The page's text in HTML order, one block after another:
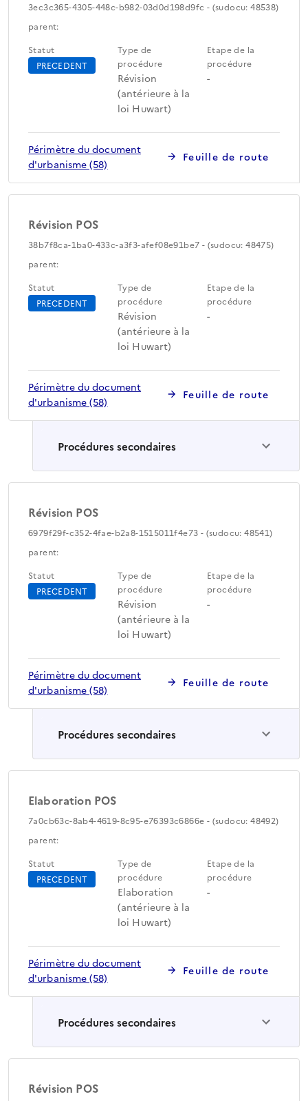
3ec3c365-4305-448c-b982-03d0d198d9fc - (sudocu: 48538)
parent:
Statut
PRECEDENT
Type de
procédure
Révision
(antérieure à la
loi Huwart)
Etape de la
procédure
-
Périmètre du document
d'urbanisme (58)
Feuille de route
Révision POS
38b7f8ca-1ba0-433c-a3f3-afef08e91be7 - (sudocu: 48475)
parent:
Statut
PRECEDENT
Type de
procédure
Révision
(antérieure à la
loi Huwart)
Etape de la
procédure
-
Périmètre du document
d'urbanisme (58)
Feuille de route
Procédures secondaires
Révision POS
6979f29f-c352-4fae-b2a8-1515011f4e73 - (sudocu: 48541)
parent:
Statut
PRECEDENT
Type de
procédure
Révision
(antérieure à la
loi Huwart)
Etape de la
procédure
-
Périmètre du document
d'urbanisme (58)
Feuille de route
Procédures secondaires
Elaboration POS
7a0cb63c-8ab4-4619-8c95-e76393c6866e - (sudocu: 48492)
parent:
Statut
PRECEDENT
Type de
procédure
Elaboration
(antérieure à la
loi Huwart)
Etape de la
procédure
-
Périmètre du document
d'urbanisme (58)
Feuille de route
Procédures secondaires
Révision POS